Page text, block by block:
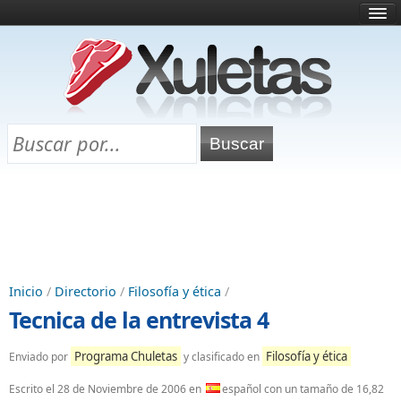
¿Qué es esto?
Directorio
Chuletas para exámenes
Inicio / Directorio / Filosofía y ética /
Tecnica de la entrevista 4
Enviado por Programa Chuletas y clasificado en Filosofía y ética
Escrito el 28 de Noviembre de 2006en español con un tamaño de 16,82